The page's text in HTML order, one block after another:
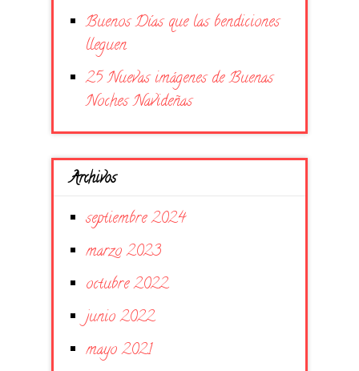
Buenos Días que las bendiciones
lleguen
25 Nuevas imágenes de Buenas
Noches Navideñas
Archivos
septiembre 2024
marzo 2023
octubre 2022
junio 2022
mayo 2021